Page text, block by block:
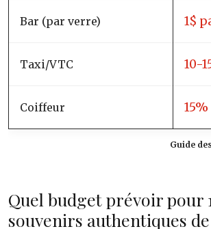
Guide
Bar (par verre) 1$
Taxi/VTC 10-
Coiffeur 15%
Quel budget prévoir pour
souvenirs authentiques